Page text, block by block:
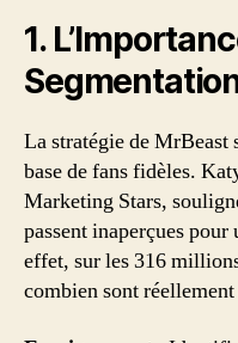
1.
La stratégie de
base de fans fidèles.
Marketing Stars,
passent inaperçues
effet, sur les 316
combien sont